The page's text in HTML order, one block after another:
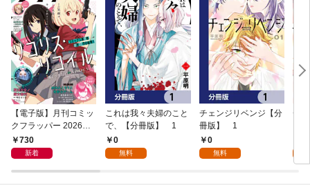
【電子版】月刊コミッ
クフラッパー 2026年9
月号730
新着
これは我々夫婦のこと
で、【分冊版】 1
0
無料
チェンジリベンジ【分
冊版】 1
0
無料
チ